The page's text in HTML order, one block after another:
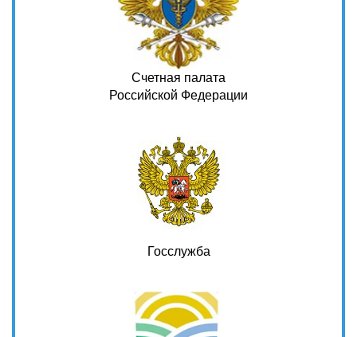
Счетная палата
Российской Федерации
Госслужба